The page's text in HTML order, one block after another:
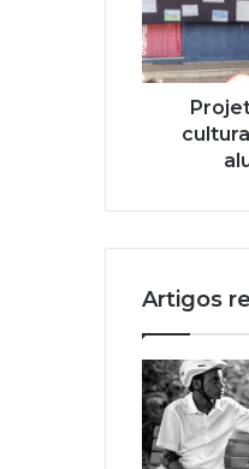
r
e
ç
o
a
Artigos